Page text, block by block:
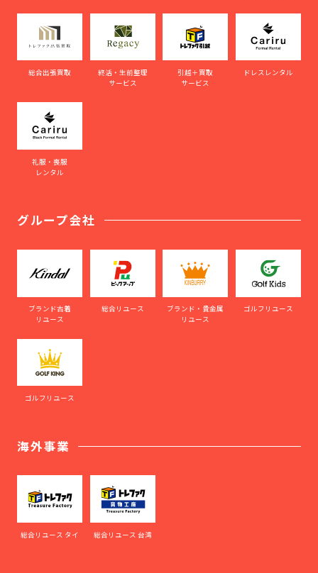
総合出張買取
終活・生前整理
サービス
引越＋買取
サービス
ドレスレンタル
礼服・喪服
レンタル
グループ会社
ブランド古着
リユース
総合リユース
ブランド・貴金属
リユース
ゴルフリユース
ゴルフリユース
海外事業
総合リユース タイ 総合リユース 台湾